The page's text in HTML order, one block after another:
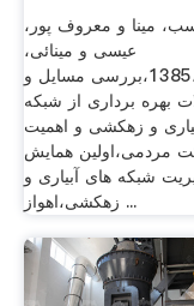
مینا و معروف پور،
عیسی و مینائی،
سهراب،1385،بررسی مسایل و
بهره برداری از شبکه
و زهکشی و اهمیت
مردمی،اولین همایش
شبکه های آبیاری و
زهکشی،اهواز ...